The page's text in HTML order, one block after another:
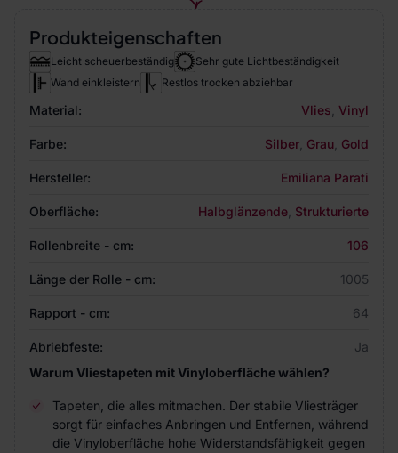
Produkteigenschaften
Leicht scheuerbeständig
Sehr gute Lichtbeständigkeit
Wand einkleistern
Restlos trocken abziehbar
Material: Vlies Vinyl
Farbe: Silber Grau Gold
Hersteller: Emiliana Parati
Oberfläche: Halbglänzende Strukturierte
Rollenbreite - cm: 106
Länge der Rolle - cm: 1005
Rapport - cm: 64
Abriebfeste:
Ja
Warum Vliestapeten mit Vinyloberfläche wählen?
Tapeten, die alles mitmachen. Der stabile Vliesträger
sorgt für einfaches Anbringen und Entfernen, während
die Vinyloberfläche hohe Widerstandsfähigkeit gegen